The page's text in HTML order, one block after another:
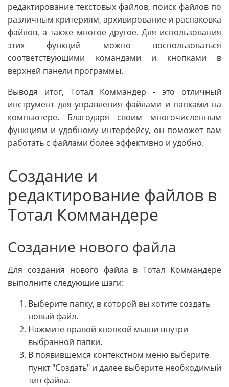
редактирование текстовых файлов, поиск файлов по
различным критериям, архивирование и распаковка
файлов, а также многое другое. Для использования
этих функций можно воспользоваться
соответствующими командами и кнопками в
верхней панели программы.
Выводя итог, Тотал Коммандер - это отличный
инструмент для управления файлами и папками на
компьютере. Благодаря своим многочисленным
функциям и удобному интерфейсу, он поможет вам
работать с файлами более эффективно и удобно.
Создание и
редактирование файлов в
Тотал Коммандере
Создание нового файла
Для создания нового файла в Тотал Коммандере
выполните следующие шаги:
Выберите папку, в которой вы хотите создать
новый файл.
Нажмите правой кнопкой мыши внутри
выбранной папки.
В появившемся контекстном меню выберите
пункт "Создать" и далее выберите необходимый
тип файла.